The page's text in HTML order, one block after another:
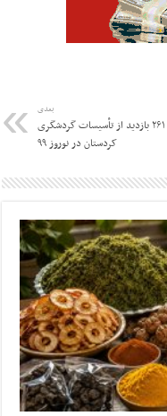
بعدی
اجرای بیش از ۲۶۱ بازدید از تأسیسات گردشگری
کردستان در نوروز ۹۹